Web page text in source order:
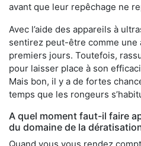
avant que leur repêchage ne
Avec l’aide des appareils à
sentirez peut-être comme
premiers jours. Toutefois,
pour laisser place à son
Mais bon, il y a de fortes
temps que les rongeurs
A quel moment faut-il faire
du domaine de la
Quand vous vous rendez